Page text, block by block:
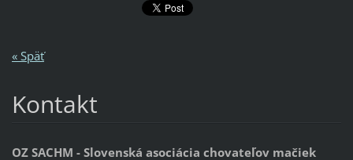
« Späť
Kontakt
OZ SACHM - Slovenská asociácia chovateľov mačiek